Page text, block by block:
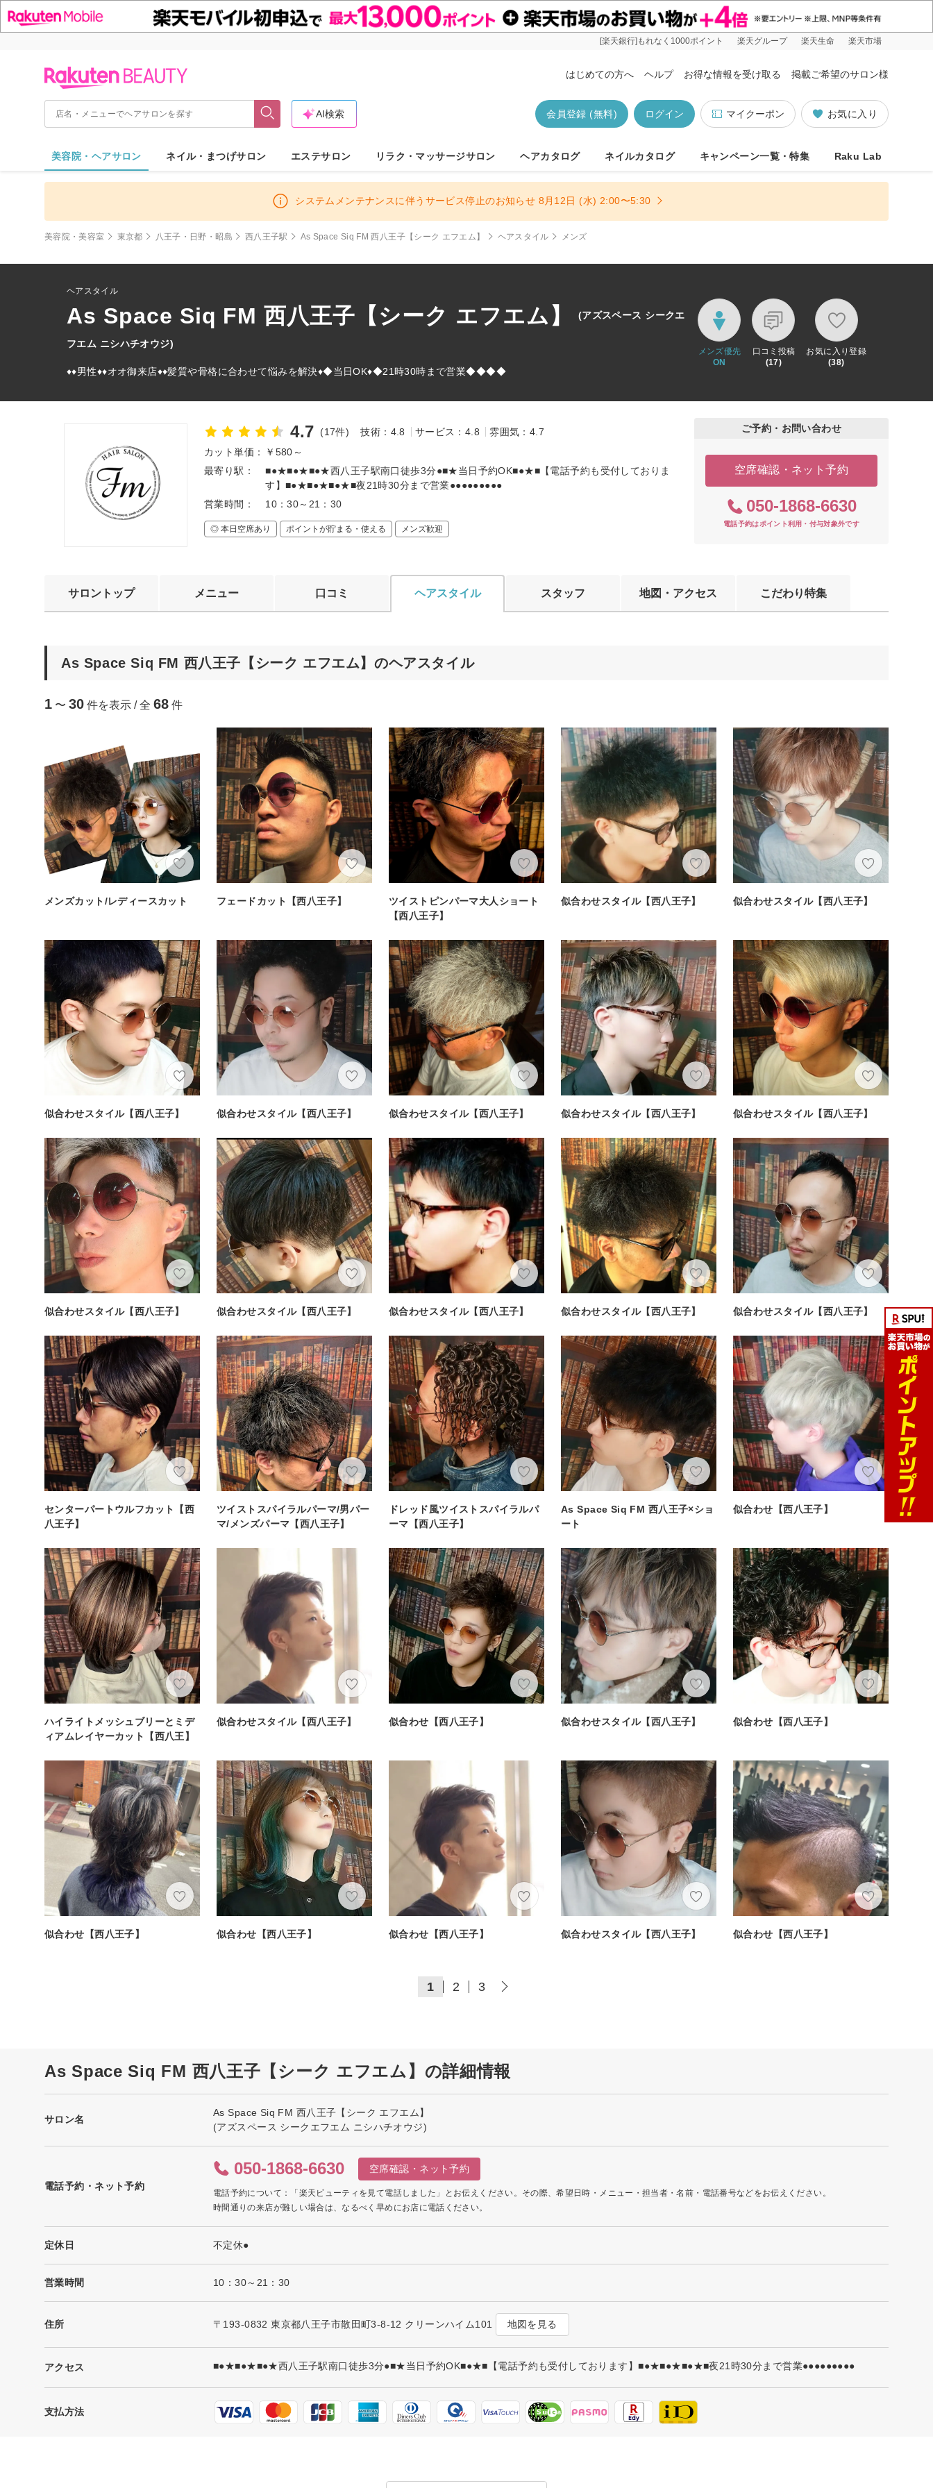
[楽天銀行]もれなく1000ポイント 楽天グループ 楽天生命 楽天市場
はじめての方へ ヘルプ お得な情報を受け取る 掲載ご希望のサロン様
お気に入り
マイクーポン
ログイン
会員登録 (無料)
AI検索
美容院・ヘアサロン ネイル・まつげサロン エステサロン リラク・マッサージサロン ヘアカタログ ネイルカタログ キャンペーン一覧・特集 Raku Lab
システムメンテナンスに伴うサービス停止のお知らせ 8月12日 (水) 2:00〜5:30
美容院・美容室 東京都 八王子・日野・昭島 西八王子駅 As Space Siq FM 西八王子【シーク エフエム】 ヘアスタイル メンズ
ヘアスタイル
As Space Siq FM 西八王子【シーク エフエム】 (アズスペース シークエ
フエム ニシハチオウジ)
♦♦男性♦♦オオ御来店♦♦髪質や骨格に合わせて悩みを解決♦◆当日OK♦◆21時30時まで営業◆◆◆◆
メンズ優先
ON
口コミ投稿
(17)
お気に入り登録
(38)
4.7 (17件) 技術：4.8 サービス：4.8
雰囲気：4.7
カット単価：
￥580～
最寄り駅：
■●★■●★■●★西八王子駅南口徒歩3分●■★当日予約OK■●★■【電話予約も受付しておりま
す】■●★■●★■●★■夜21時30分まで営業●●●●●●●●●
営業時間：
10：30～21：30
◎ 本日空席あり ポイントが貯まる・使える メンズ歓迎
ご予約・お問い合わせ
空席確認・ネット予約
050-1868-6630
電話予約はポイント利用・付与対象外です
サロントップ メニュー 口コミ ヘアスタイル スタッフ 地図・アクセス こだわり特集
As Space Siq FM 西八王子【シーク エフエム】のヘアスタイル
1 〜 30 件を表示 / 全 68 件
メンズカット/レディースカット フェードカット【西八王子】
ツイストピンパーマ大人ショート
【西八王子】
似合わせスタイル【西八王子】 似合わせスタイル【西八王子】
似合わせスタイル【西八王子】 似合わせスタイル【西八王子】 似合わせスタイル【西八王子】 似合わせスタイル【西八王子】 似合わせスタイル【西八王子】
似合わせスタイル【西八王子】 似合わせスタイル【西八王子】 似合わせスタイル【西八王子】 似合わせスタイル【西八王子】 似合わせスタイル【西八王子】
センターパートウルフカット【西
八王子】
ツイストスパイラルパーマ/男パー
マ/メンズパーマ【西八王子】
ドレッド風ツイストスパイラルパ
ーマ【西八王子】
As Space Siq FM 西八王子×ショ
ート
似合わせ【西八王子】
ハイライトメッシュブリーとミデ
ィアムレイヤーカット【西八王】
似合わせスタイル【西八王子】 似合わせ【西八王子】 似合わせスタイル【西八王子】 似合わせ【西八王子】
似合わせ【西八王子】 似合わせ【西八王子】 似合わせ【西八王子】 似合わせスタイル【西八王子】 似合わせ【西八王子】
1 2 3
As Space Siq FM 西八王子【シーク エフエム】の詳細情報
サロン名
As Space Siq FM 西八王子【シーク エフエム】
(アズスペース シークエフエム ニシハチオウジ)
電話予約・ネット予約
050-1868-6630 空席確認・ネット予約
電話予約について：「楽天ビューティを見て電話しました」とお伝えください。その際、希望日時・メニュー・担当者・名前・電話番号などをお伝えください。
時間通りの来店が難しい場合は、なるべく早めにお店に電話ください。
定休日 不定休●
営業時間 10：30～21：30
住所 〒193-0832 東京都八王子市散田町3-8-12 クリーンハイム101 地図を見る
アクセス ■●★■●★■●★西八王子駅南口徒歩3分●■★当日予約OK■●★■【電話予約も受付しております】■●★■●★■●★■夜21時30分まで営業●●●●●●●●●
支払方法